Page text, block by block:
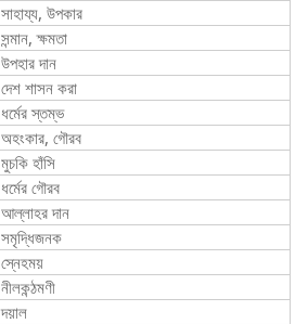
সাহায্য, উপকার
সন্মান, ক্ষমতা
উপহার দান
দেশ শাসন করা
ধর্মের স্তম্ভ
অহংকার, গৌরব
মুচকি হাঁসি
ধর্মের গৌরব
আল্লাহর দান
সমৃদ্ধিজনক
স্নেহময়
নীলকন্ঠমণী
দয়াল